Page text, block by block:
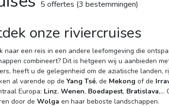
5 offertes (3 bestemmingen)
onze riviercruises
naar een reis in een andere leefomgeving die
combineert? Dit is hetgeen wij u aanbieden
heeft u de gelegenheid om de aziatische landen,
al varende op de Yang Tsé, de Mekong of de
Europa: Linz, Wenen, Boedapest, Bratislava,…
door de Wolga en haar beboste landschappen.